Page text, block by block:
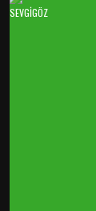
SEVGİGÖZ